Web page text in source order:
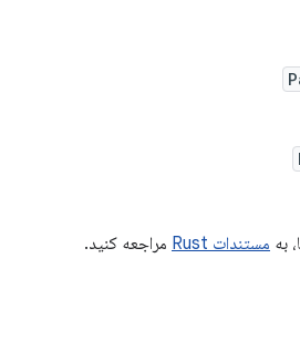
به مستندات Rust مراجعه کنید.